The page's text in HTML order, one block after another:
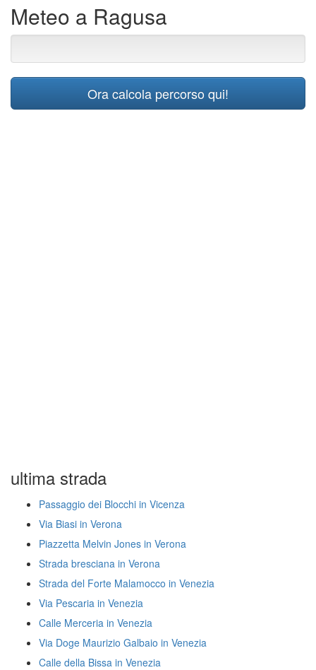
Meteo a Ragusa
Ora calcola percorso qui!
ultima strada
Passaggio dei Blocchi in Vicenza
Via Biasi in Verona
Piazzetta Melvin Jones in Verona
Strada bresciana in Verona
Strada del Forte Malamocco in Venezia
Via Pescaria in Venezia
Calle Merceria in Venezia
Via Doge Maurizio Galbaio in Venezia
Calle della Bissa in Venezia